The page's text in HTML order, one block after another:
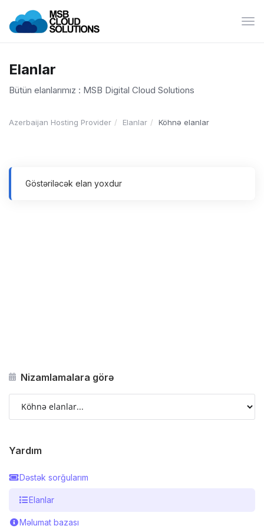
Elanlar
Bütün elanlarımız : MSB Digital Cloud Solutions
Azerbaijan Hosting Provider Elanlar Köhnə elanlar
Nizamlamalara görə
Yardım
Dəstək sorğularım
Elanlar
Məlumat bazası
Göstəriləcək elan yoxdur